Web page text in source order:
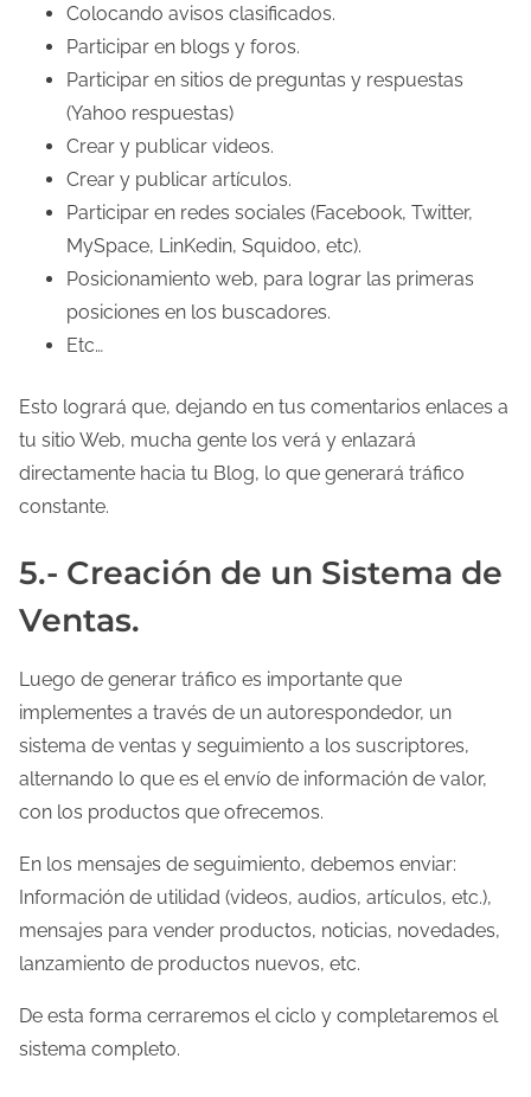
Colocando avisos clasificados.
Participar en blogs y foros.
Participar en sitios de preguntas y respuestas
(Yahoo respuestas)
Crear y publicar videos.
Crear y publicar artículos.
Participar en redes sociales (Facebook, Twitter,
MySpace, LinKedin, Squidoo, etc).
Posicionamiento web, para lograr las primeras
posiciones en los buscadores.
Etc…
Esto logrará que, dejando en tus comentarios enlaces a
tu sitio Web, mucha gente los verá y enlazará
directamente hacia tu Blog, lo que generará tráfico
constante.
5.- Creación de un Sistema de
Ventas.
Luego de generar tráfico es importante que
implementes a través de un autorespondedor, un
sistema de ventas y seguimiento a los suscriptores,
alternando lo que es el envío de información de valor,
con los productos que ofrecemos.
En los mensajes de seguimiento, debemos enviar:
Información de utilidad (videos, audios, artículos, etc.),
mensajes para vender productos, noticias, novedades,
lanzamiento de productos nuevos, etc.
De esta forma cerraremos el ciclo y completaremos el
sistema completo.